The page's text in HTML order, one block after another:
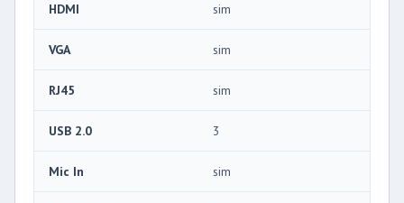
HDMI sim
VGA sim
RJ45 sim
USB 2.0 3
Mic In sim